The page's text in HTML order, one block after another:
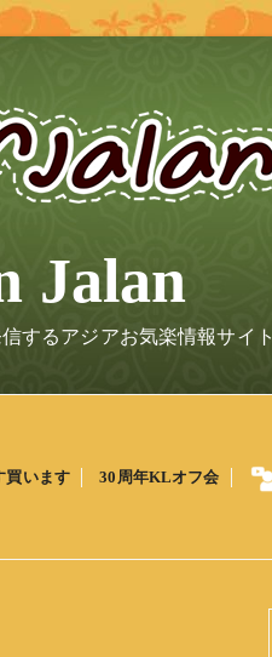
Jalan
するアジアお気楽情報サイト
買います 30周年KLオフ会